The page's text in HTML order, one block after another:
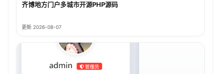
齐博地方门户多城市开源PHP源码
更新 2026-08-07